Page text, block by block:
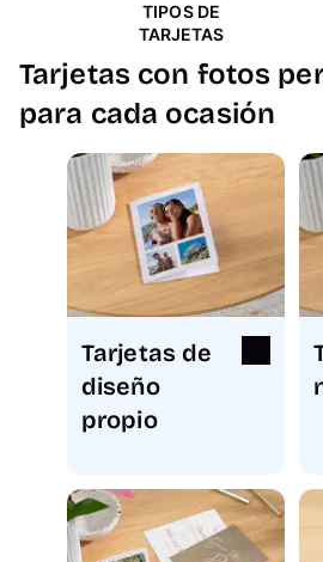
TIPOS DE
TARJETAS
Tarjetas con fotos
para cada ocasión
Tarjetas de
diseño
propio